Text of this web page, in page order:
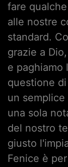
fare
alle nostre
standard.
grazie a
e paghiamo
questione
un
una sola
del nostro
giusto
Fenice è